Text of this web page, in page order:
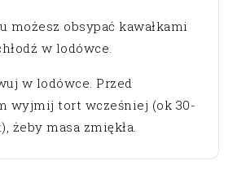
możesz obsypać kawałkami
w lodówce.
w lodówce. Przed
wyjmij tort wcześniej (ok 30-
żeby masa zmiękła.